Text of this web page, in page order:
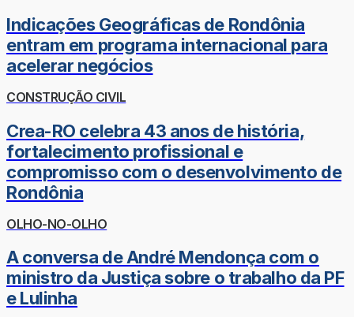
Indicações Geográficas de Rondônia
entram em programa internacional para
acelerar negócios
CONSTRUÇÃO CIVIL
Crea-RO celebra 43 anos de história,
fortalecimento profissional e
compromisso com o desenvolvimento de
Rondônia
OLHO-NO-OLHO
A conversa de André Mendonça com o
ministro da Justiça sobre o trabalho da PF
e Lulinha